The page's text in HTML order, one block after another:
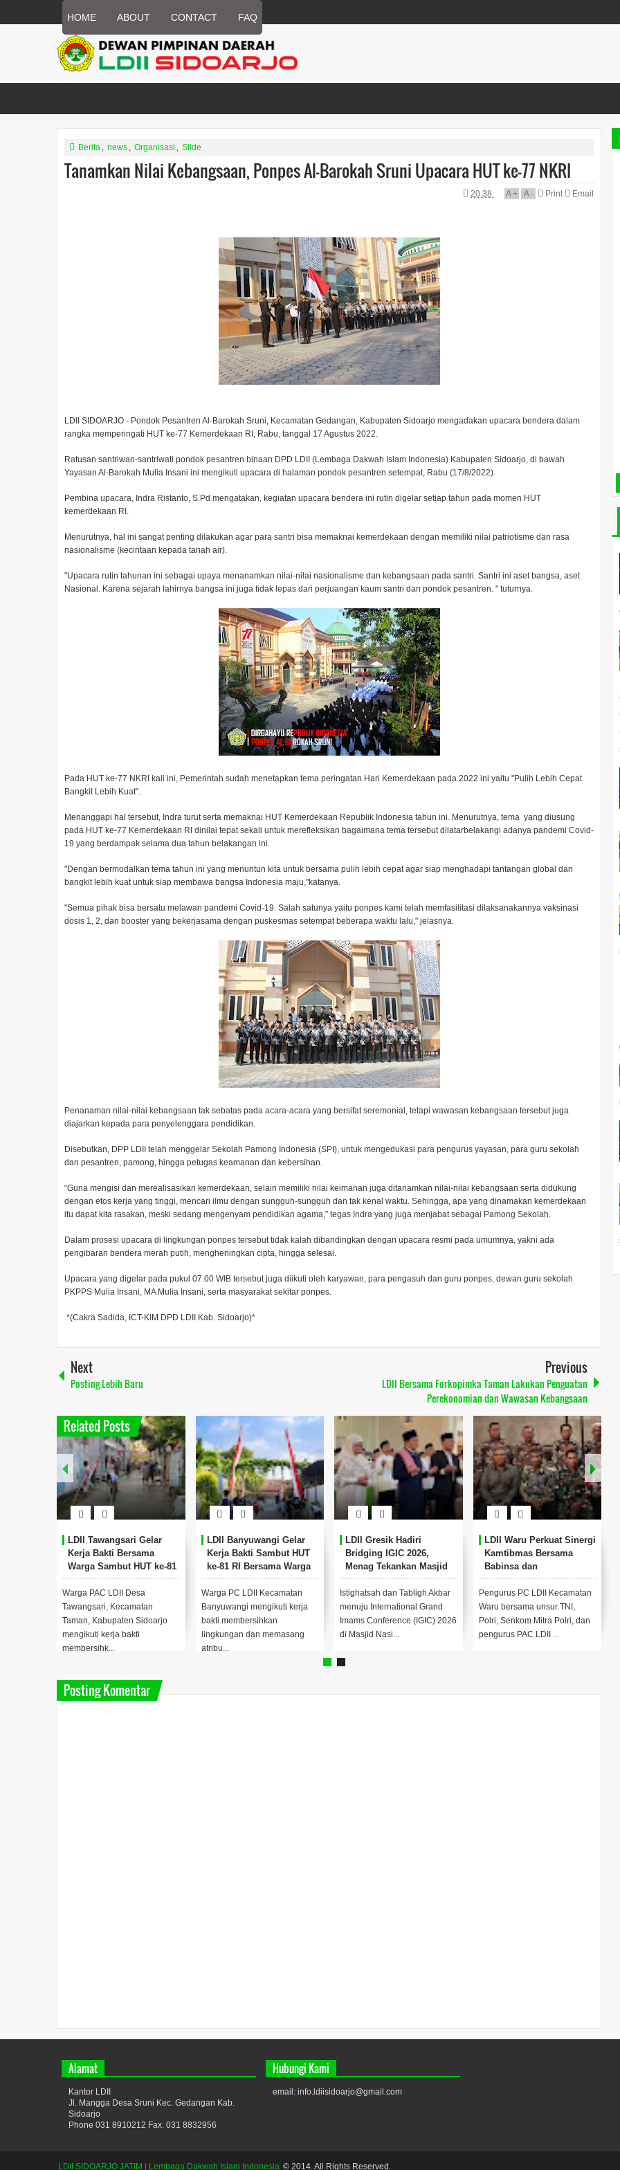
HOME ABOUT CONTACT FAQ
Berita , news , Organisasi , Slide
Tanamkan Nilai Kebangsaan, Ponpes Al-Barokah Sruni Upacara HUT ke-77 NKRI
20.38 A+ A- Print Email
LDII SIDOARJO - Pondok Pesantren Al-Barokah Sruni, Kecamatan Gedangan, Kabupaten Sidoarjo mengadakan upacara bendera dalam
rangka memperingati HUT ke-77 Kemerdekaan RI, Rabu, tanggal 17 Agustus 2022.
Ratusan santriwan-santriwati pondok pesantren binaan DPD LDII (Lembaga Dakwah Islam Indonesia) Kabupaten Sidoarjo, di bawah
Yayasan Al-Barokah Mulia Insani ini mengikuti upacara di halaman pondok pesantren setempat, Rabu (17/8/2022).
Pembina upacara, Indra Ristanto, S.Pd mengatakan, kegiatan upacara bendera ini rutin digelar setiap tahun pada momen HUT
kemerdekaan RI.
Menurutnya, hal ini sangat penting dilakukan agar para santri bisa memaknai kemerdekaan dengan memiliki nilai patriotisme dan rasa
nasionalisme (kecintaan kepada tanah air).
"Upacara rutin tahunan ini sebagai upaya menanamkan nilai-nilai nasionalisme dan kebangsaan pada santri. Santri ini aset bangsa, aset
Nasional. Karena sejarah lahirnya bangsa ini juga tidak lepas dari perjuangan kaum santri dan pondok pesantren. " tuturnya.
Pada HUT ke-77 NKRI kali ini, Pemerintah sudah menetapkan tema peringatan Hari Kemerdekaan pada 2022 ini yaitu "Pulih Lebih Cepat
Bangkit Lebih Kuat".
Menanggapi hal tersebut, Indra turut serta memaknai HUT Kemerdekaan Republik Indonesia tahun ini. Menurutnya, tema yang diusung
pada HUT ke-77 Kemerdekaan RI dinilai tepat sekali untuk merefleksikan bagaimana tema tersebut dilatarbelakangi adanya pandemi Covid-
19 yang berdampak selama dua tahun belakangan ini.
"Dengan bermodalkan tema tahun ini yang menuntun kita untuk bersama pulih lebih cepat agar siap menghadapi tantangan global dan
bangkit lebih kuat untuk siap membawa bangsa Indonesia maju,"katanya.
"Semua pihak bisa bersatu melawan pandemi Covid-19. Salah satunya yaitu ponpes kami telah memfasilitasi dilaksanakannya vaksinasi
dosis 1, 2, dan booster yang bekerjasama dengan puskesmas setempat beberapa waktu lalu," jelasnya.
Penanaman nilai-nilai kebangsaan tak sebatas pada acara-acara yang bersifat seremonial, tetapi wawasan kebangsaan tersebut juga
diajarkan kepada para penyelenggara pendidikan.
Disebutkan, DPP LDII telah menggelar Sekolah Pamong Indonesia (SPI), untuk mengedukasi para pengurus yayasan, para guru sekolah
dan pesantren, pamong, hingga petugas keamanan dan kebersihan.
“Guna mengisi dan merealisasikan kemerdekaan, selain memiliki nilai keimanan juga ditanamkan nilai-nilai kebangsaan serta didukung
dengan etos kerja yang tinggi, mencari ilmu dengan sungguh-sungguh dan tak kenal waktu. Sehingga, apa yang dinamakan kemerdekaan
itu dapat kita rasakan, meski sedang mengenyam pendidikan agama,” tegas Indra yang juga menjabat sebagai Pamong Sekolah.
Dalam prosesi upacara di lingkungan ponpes tersebut tidak kalah dibandingkan dengan upacara resmi pada umumnya, yakni ada
pengibaran bendera merah putih, mengheningkan cipta, hingga selesai.
Upacara yang digelar pada pukul 07.00 WIB tersebut juga diikuti oleh karyawan, para pengasuh dan guru ponpes, dewan guru sekolah
PKPPS Mulia Insani, MA Mulia Insani, serta masyarakat sekitar ponpes.
*(Cakra Sadida, ICT-KIM DPD LDII Kab. Sidoarjo)*
Next
Posting Lebih Baru
Previous
LDII Bersama Forkopimka Taman Lakukan Penguatan
Perekonomian dan Wawasan Kebangsaan
Related Posts
LDII Tawangsari Gelar
Kerja Bakti Bersama
Warga Sambut HUT ke-81
RI
Warga PAC LDII Desa
Tawangsari, Kecamatan
Taman, Kabupaten Sidoarjo
mengikuti kerja bakti
membersihk...
LDII Banyuwangi Gelar
Kerja Bakti Sambut HUT
ke-81 RI Bersama Warga
Warga PC LDII Kecamatan
Banyuwangi mengikuti kerja
bakti membersihkan
lingkungan dan memasang
atribu...
LDII Gresik Hadiri
Bridging IGIC 2026,
Menag Tekankan Masjid
sebagai Pusat
Pemberdayaan Umat
Istighatsah dan Tabligh Akbar
menuju International Grand
Imams Conference (IGIC) 2026
di Masjid Nasi...
LDII Waru Perkuat Sinergi
Kamtibmas Bersama
Babinsa dan
Bhabinkamtibmas
Pengurus PC LDII Kecamatan
Waru bersama unsur TNI,
Polri, Senkom Mitra Polri, dan
pengurus PAC LDII ...
Posting Komentar
Alamat
Kantor LDII
Jl. Mangga Desa Sruni Kec. Gedangan Kab.
Sidoarjo
Phone 031 8910212 Fax. 031 8832956
Hubungi Kami
email: info.ldiisidoarjo@gmail.com
LDII SIDOARJO JATIM | Lembaga Dakwah Islam Indonesia © 2014. All Rights Reserved.